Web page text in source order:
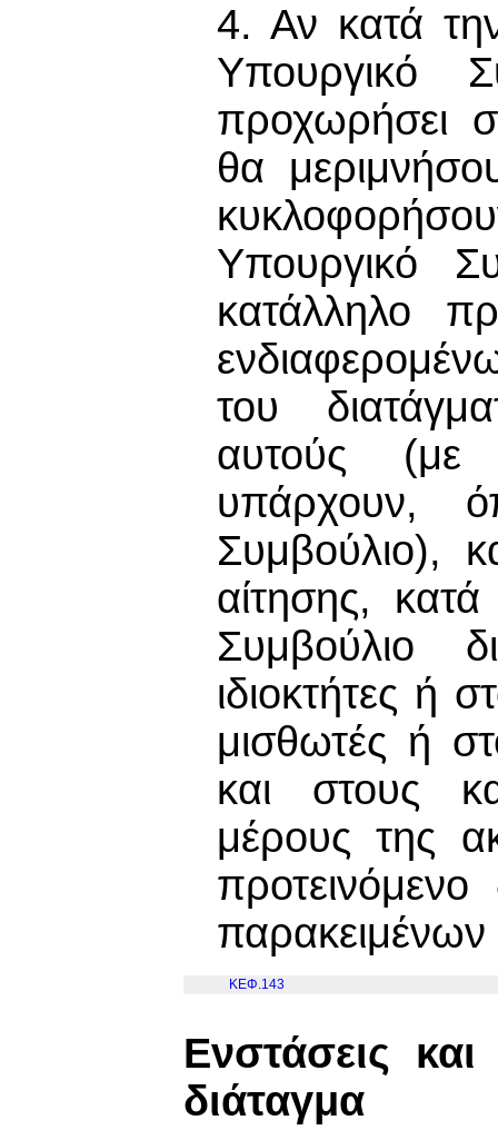
4. Αν κατά
Υπουργικό
προχωρήσει
θα
Υπουργικό
κατάλληλο
του
αυτούς (με
υπάρχουν,
Συμβούλιο),
αίτησης,
Συμβούλιο
ιδιοκτήτες ή
μισθωτές ή
και στους
μέρους της
ΚΕΦ.143
Ενστάσεις
διάταγμα